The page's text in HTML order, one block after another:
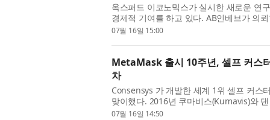
옥스퍼드 이코노믹스가 실시한 새로운 연
경제적 기여를 하고 있다. AB인베브가 의
5개 시장에서 바가 미치는 사회적·경제적
07월 16일 15:00
MetaMask 출시 10주년, 셀프 커스
차
Consensys 가 개발한 세계 1위 셀프 커스
맞이했다. 2016년 쿠마비스(Kumavis)와
커스터디 이더리움 브라우저 지갑 중 하나
07월 16일 14:50